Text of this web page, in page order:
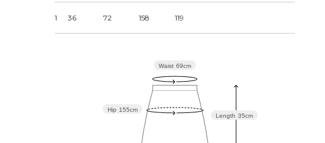
1 36 72 158 119
Length 35cm
Hip 155cm
Waist 69cm